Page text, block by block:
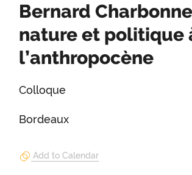
Bernard
nature et politique
l’anthropocène
Colloque
Bordeaux
Add to Calendar